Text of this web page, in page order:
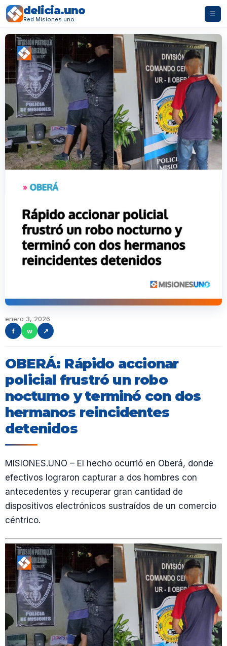
delicia.uno
Red Misiones.uno
☰
enero 3, 2026
f
w ↗
OBERÁ: Rápido accionar
policial frustró un robo
nocturno y terminó con dos
hermanos reincidentes
detenidos
MISIONES.UNO – El hecho ocurrió en Oberá, donde
efectivos lograron capturar a dos hombres con
antecedentes y recuperar gran cantidad de
dispositivos electrónicos sustraídos de un comercio
céntrico.